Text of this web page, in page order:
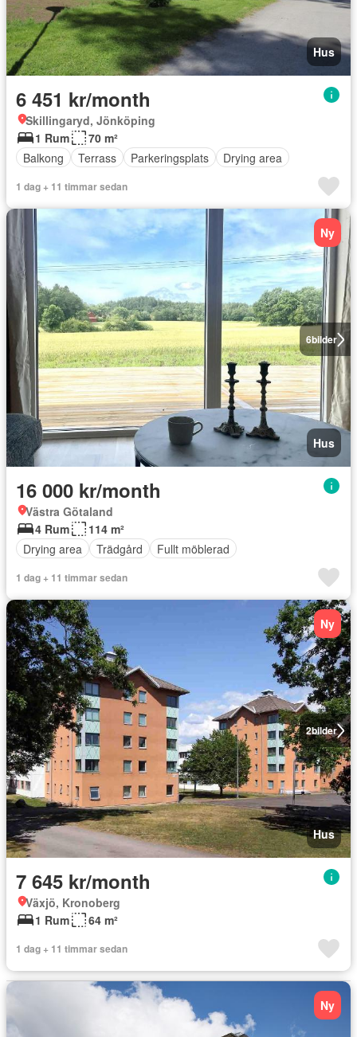
Hus
6 451 kr/month
Skillingaryd, Jönköping
1 Rum
70 m²
Balkong
Terrass Parkeringsplats Drying area
1 dag + 11 timmar sedan
6bilder
Ny
Hus
16 000 kr/month
Västra Götaland
4 Rum
114 m²
Drying area
Trädgård Fullt möblerad
1 dag + 11 timmar sedan
2bilder
Ny
Hus
7 645 kr/month
Växjö, Kronoberg
1 Rum
64 m²
1 dag + 11 timmar sedan
Ny